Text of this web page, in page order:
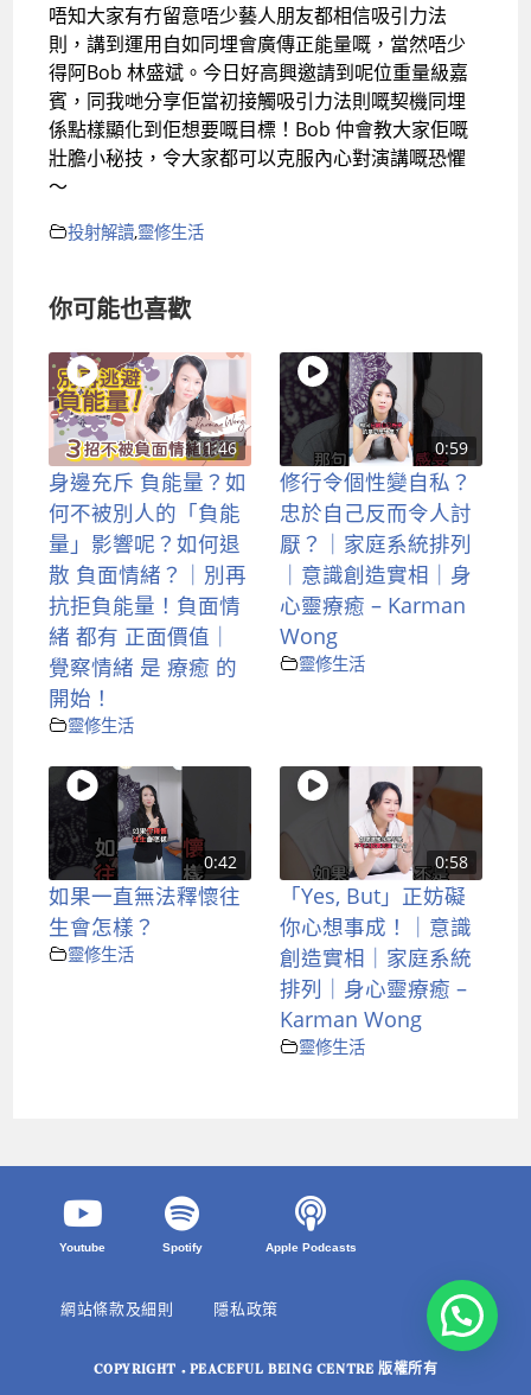
唔知大家有冇留意唔少藝人朋友都相信吸引力法
則，講到運用自如同埋會廣傳正能量嘅，當然唔少
得阿Bob 林盛斌。今日好高興邀請到呢位重量級嘉
賓，同我哋分享佢當初接觸吸引力法則嘅契機同埋
係點樣顯化到佢想要嘅目標！Bob 仲會教大家佢嘅
壯膽小秘技，令大家都可以克服內心對演講嘅恐懼
～
投射解讀,靈修生活
你可能也喜歡
11:46
身邊充斥 負能量？如
何不被別人的「負能
量」影響呢？如何退
散 負面情緒？｜別再
抗拒負能量！負面情
緒 都有 正面價值｜
覺察情緒 是 療癒 的
開始！
靈修生活
0:59
修行令個性變自私？
忠於自己反而令人討
厭？｜家庭系統排列
｜意識創造實相｜身
心靈療癒 – Karman
Wong
靈修生活
0:42
如果一直無法釋懷往
生會怎樣？
靈修生活
0:58
「Yes, But」正妨礙
你心想事成！｜意識
創造實相｜家庭系統
排列｜身心靈療癒 –
Karman Wong
靈修生活
Youtube Spotify Apple Podcasts
網站條款及細則 隱私政策
COPYRIGHT © PEACEFUL BEING CENTRE 版權所有